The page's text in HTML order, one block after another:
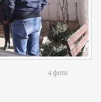
4 фото